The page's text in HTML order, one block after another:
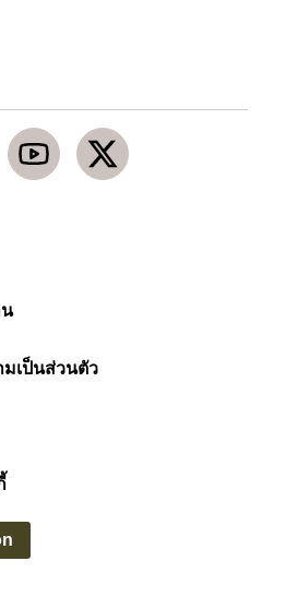
มเป็นส่วนตัว